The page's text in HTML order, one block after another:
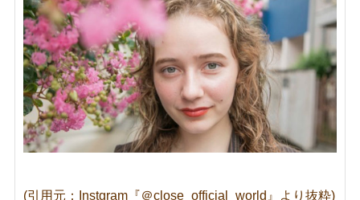
(引用元：Instgram『＠close_official_world』より抜粋)